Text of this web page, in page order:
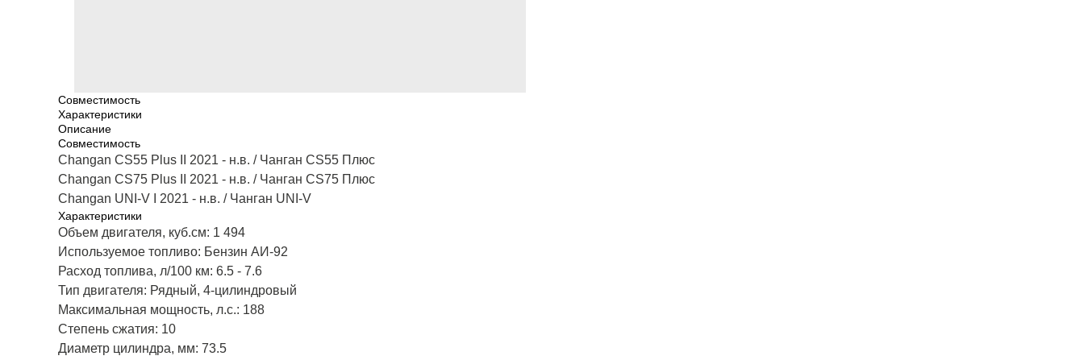
Совместимость
Характеристики
Описание
Совместимость
Changan CS55 Plus II 2021 - н.в. / Чанган CS55 Плюс
Changan CS75 Plus II 2021 - н.в. / Чанган CS75 Плюс
Changan UNI-V I 2021 - н.в. / Чанган UNI-V
Характеристики
Объем двигателя, куб.см: 1 494
Используемое топливо: Бензин АИ-92
Расход топлива, л/100 км: 6.5 - 7.6
Тип двигателя: Рядный, 4-цилиндровый
Максимальная мощность, л.с.: 188
Степень сжатия: 10
Диаметр цилиндра, мм: 73.5